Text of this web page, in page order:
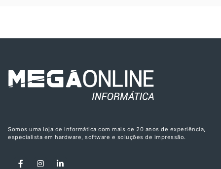
Somos uma loja de informática com mais de 20 anos de experiência,
especialista em hardware, software e soluções de impressão.